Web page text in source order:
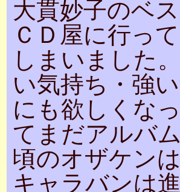
大貫妙子のベ
ＣＤ屋に行っ
しまいました
い気持ち・強
にも欲しくな
てまだアルバ
頃のオザケン
キャラバンは